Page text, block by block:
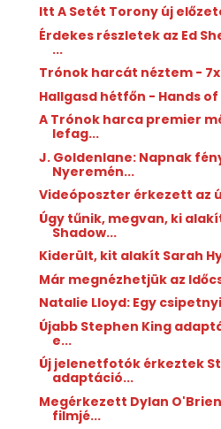
Itt A Setét Torony új
Érdekes részletek az Ed
...
Trónok harcát néztem -
Hallgasd hétfőn - Hands of
A Trónok harca premier
lefag...
J. Goldenlane: Napnak
Nyeremén...
Videóposzter érkezett az
Úgy tűnik, megvan, ki
Shadow...
Kiderült, kit alakít Sarah
Már megnézhetjük az
Natalie Lloyd: Egy
Újabb Stephen King
e...
Új jelenetfotók érkeztek
adaptáció...
Megérkezett Dylan
filmjé...